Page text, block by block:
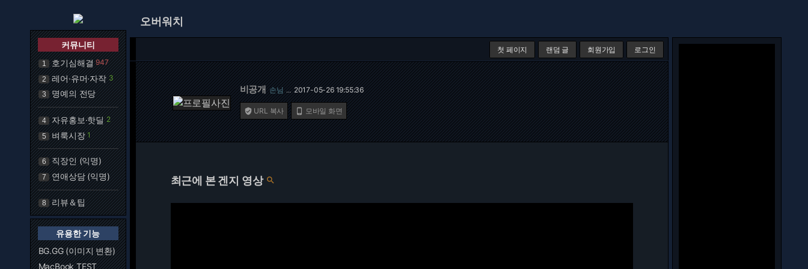
커뮤니티
1 호기심해결 947
2 레어·유머·자작 3
3 명예의 전당
4 자유홍보·핫딜 2
5 벼룩시장 1
6 직장인 (익명)
7 연애상담 (익명)
8 리뷰＆팁
유용한 기능
BG.GG (이미지 변환)
MacBook TEST
오버워치
첫 페이지 랜덤 글 회원가입 로그인
비공개 손님 … 2017-05-26 19:55:36
 URL 복사  모바일 화면
최근에 본 겐지 영상 